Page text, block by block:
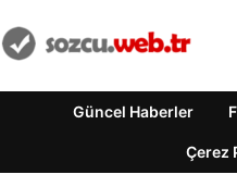
Güncel Haberler
Çerez